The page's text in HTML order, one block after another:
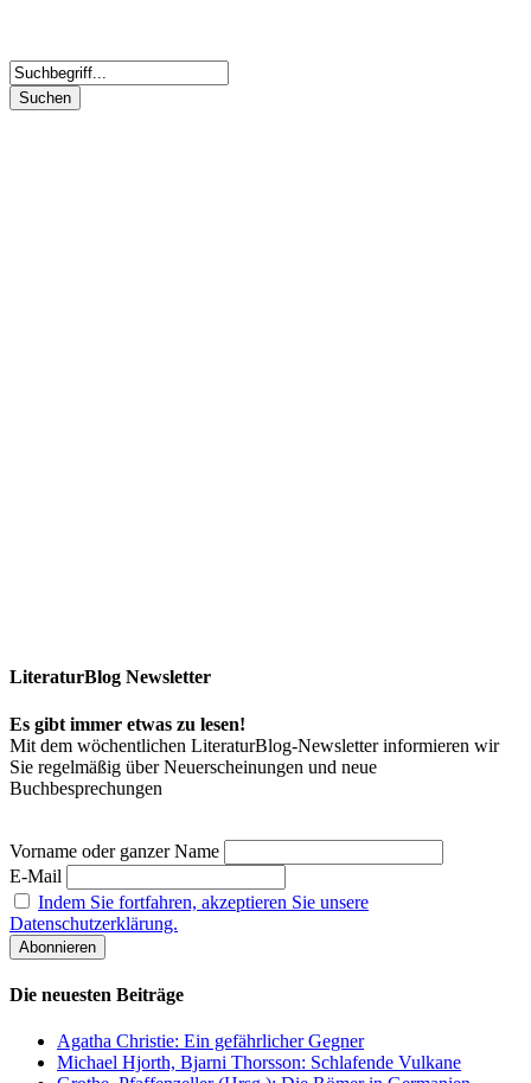
LiteraturBlog Newsletter
Es gibt immer etwas zu lesen!
Mit dem wöchentlichen LiteraturBlog-Newsletter informieren wir
Sie regelmäßig über Neuerscheinungen und neue
Buchbesprechungen
Vorname oder ganzer Name
E-Mail
Indem Sie fortfahren, akzeptieren Sie unsere
Datenschutzerklärung.
Die neuesten Beiträge
Agatha Christie: Ein gefährlicher Gegner
Michael Hjorth, Bjarni Thorsson: Schlafende Vulkane